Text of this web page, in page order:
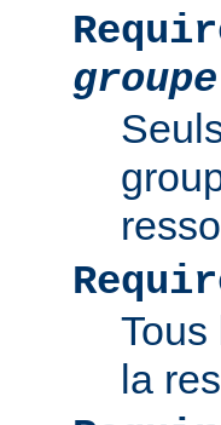
groupe
la